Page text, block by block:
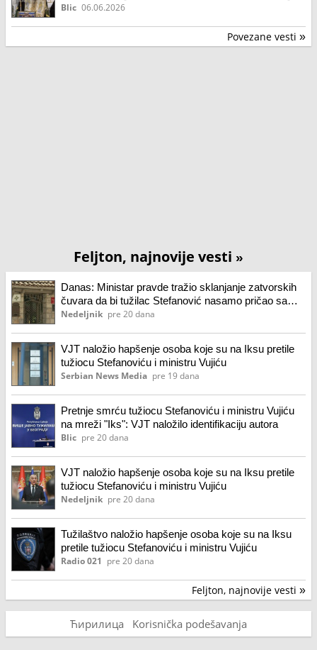
ispratila Pojas Presvete Bogorodice, kom se
Blic 06.06.2026
Povezane vesti »
Feljton, najnovije vesti »
Danas: Ministar pravde tražio sklanjanje zatvorskih
čuvara da bi tužilac Stefanović nasamo pričao sa
optuženim za ubistvo
Nedeljnik pre 20 dana
VJT naložio hapšenje osoba koje su na Iksu pretile
tužiocu Stefanoviću i ministru Vujiću
Serbian News Media pre 19 dana
Pretnje smrću tužiocu Stefanoviću i ministru Vujiću
na mreži "Iks": VJT naložilo identifikaciju autora
Blic pre 20 dana
VJT naložio hapšenje osoba koje su na Iksu pretile
tužiocu Stefanoviću i ministru Vujiću
Nedeljnik pre 20 dana
Tužilaštvo naložio hapšenje osoba koje su na Iksu
pretile tužiocu Stefanoviću i ministru Vujiću
Radio 021 pre 20 dana
Feljton, najnovije vesti »
Ћирилица Korisnička podešavanja